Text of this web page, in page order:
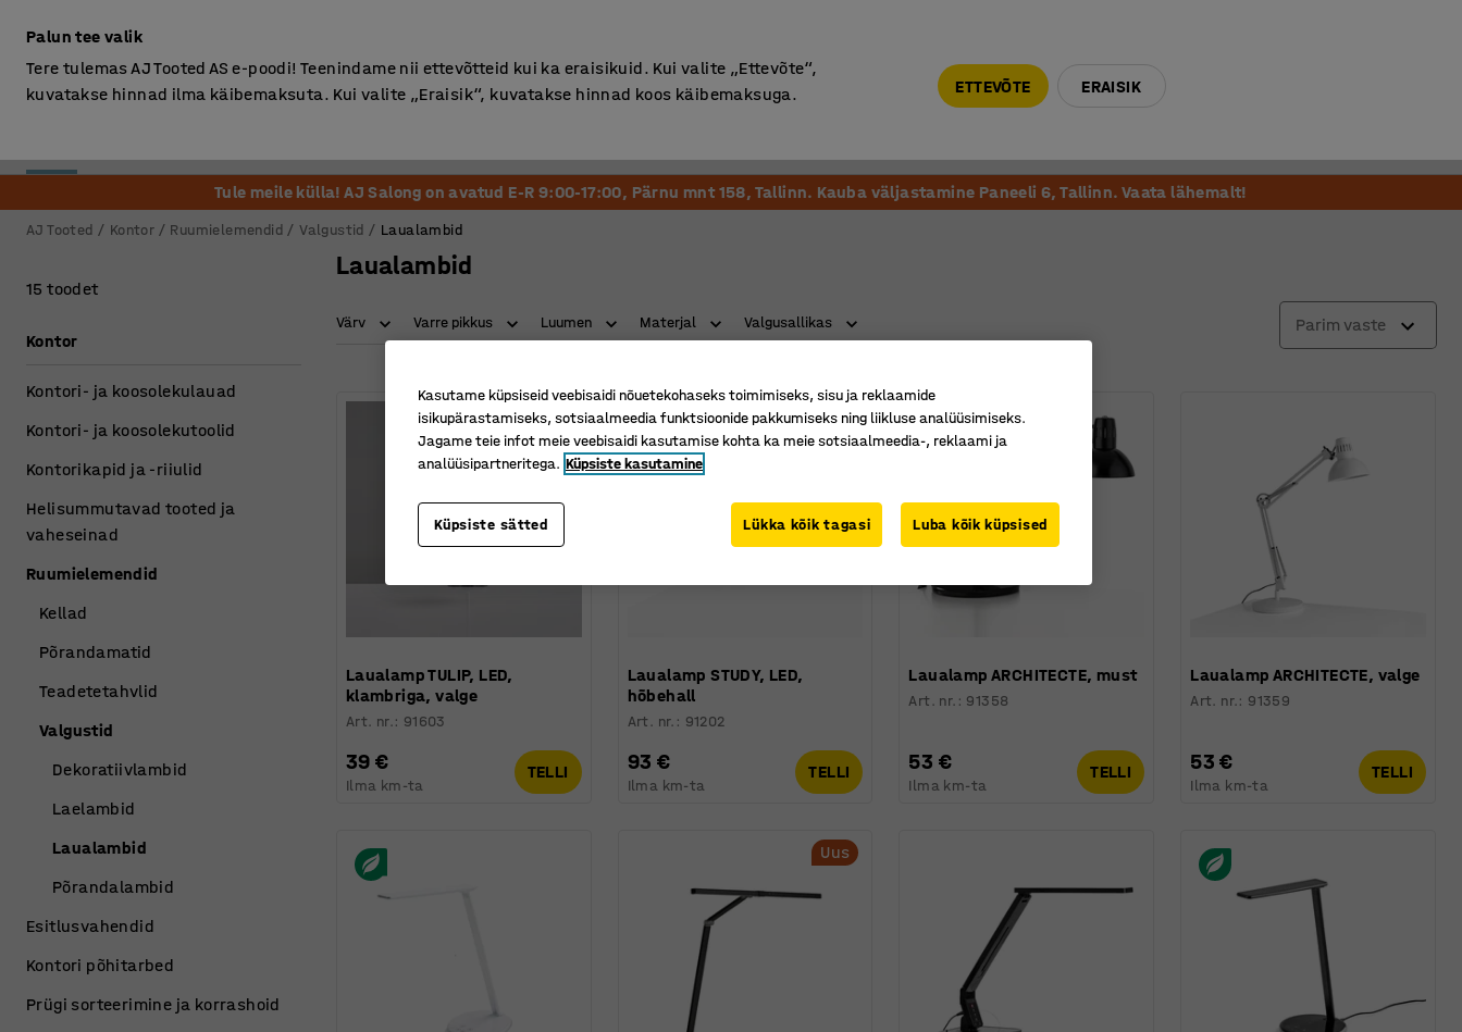
Tule meile külla! AJ Salong on avatud E-R 9:00-17:00, Pärnu mnt 158, Tallinn. Kauba väljastamine Paneeli 6, Tallinn. Vaata lähemalt!
AJ Tooted Kontor Ruumielemendid Valgustid Laualambid
Laualambid
Värv Varre pikkus Luumen Materjal Valgusallikas Parim vaste
Laualamp TULIP, LED,
klambriga, valge
Art. nr.: 91603
39 €
Ilma km-ta
TELLI
Laualamp STUDY, LED,
hõbehall
Art. nr. : 91202
93 €
Ilma km-ta
TELLI
Laualamp ARCHITECTE, must
Art. nr. : 91358
53 €
Ilma km-ta
TELLI
Laualamp ARCHITECTE, valge
Art. nr.: 91359
53 €
Ilma km-ta
TELLI
Uus
15 toodet
Kontor
Kontori- ja koosolekulauad
Kontori- ja koosolekutoolid
Kontorikapid ja -riiulid
Helisummutavad tooted ja
vaheseinad
Ruumielemendid
Kellad
Põrandamatid
Teadetetahvlid
Valgustid
Dekoratiivlambid
Laelambid
Laualambid
Põrandalambid
Esitlusvahendid
Kontori põhitarbed
Prügi sorteerimine ja korrashoid
Palun tee valik
Tere tulemas AJ Tooted AS e-poodi! Teenindame nii ettevõtteid kui ka eraisikuid. Kui valite „Ettevõte“,
kuvatakse hinnad ilma käibemaksuta. Kui valite „Eraisik“, kuvatakse hinnad koos käibemaksuga.
ETTEVÕTE ERAISIK
Kasutame küpsiseid veebisaidi nõuetekohaseks toimimiseks, sisu ja reklaamide
isikupärastamiseks, sotsiaalmeedia funktsioonide pakkumiseks ning liikluse analüüsimiseks.
Jagame teie infot meie veebisaidi kasutamise kohta ka meie sotsiaalmeedia-, reklaami ja
analüüsipartneritega. Küpsiste kasutamine
Küpsiste sätted Lükka kõik tagasi Luba kõik küpsised